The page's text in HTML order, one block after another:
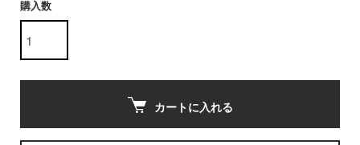
購入数
カートに入れる